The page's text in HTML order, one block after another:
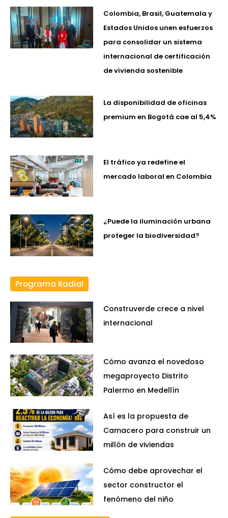
Colombia, Brasil, Guatemala y
Estados Unidos unen esfuerzos
para consolidar un sistema
internacional de certificación
de vivienda sostenible
La disponibilidad de oficinas
premium en Bogotá cae al 5,4%
El tráfico ya redefine el
mercado laboral en Colombia
¿Puede la iluminación urbana
proteger la biodiversidad?
Programa Radial
Construverde crece a nivel
internacional
Cómo avanza el novedoso
megaproyecto Distrito
Palermo en Medellín
Así es la propuesta de
Camacero para construir un
millón de viviendas
Cómo debe aprovechar el
sector constructor el
fenómeno del niño